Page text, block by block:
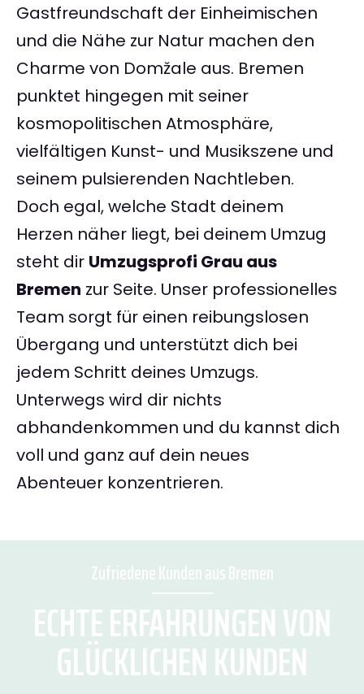
Gastfreundschaft der Einheimischen
und die Nähe zur Natur machen den
Charme von Domžale aus. Bremen
punktet hingegen mit seiner
kosmopolitischen Atmosphäre,
vielfältigen Kunst- und Musikszene und
seinem pulsierenden Nachtleben.
Doch egal, welche Stadt deinem
Herzen näher liegt, bei deinem Umzug
steht dir Umzugsprofi Grau aus
Bremen zur Seite. Unser professionelles
Team sorgt für einen reibungslosen
Übergang und unterstützt dich bei
jedem Schritt deines Umzugs.
Unterwegs wird dir nichts
abhandenkommen und du kannst dich
voll und ganz auf dein neues
Abenteuer konzentrieren.
Zufriedene Kunden aus Bremen
ECHTE ERFAHRUNGEN VON
GLÜCKLICHEN KUNDEN